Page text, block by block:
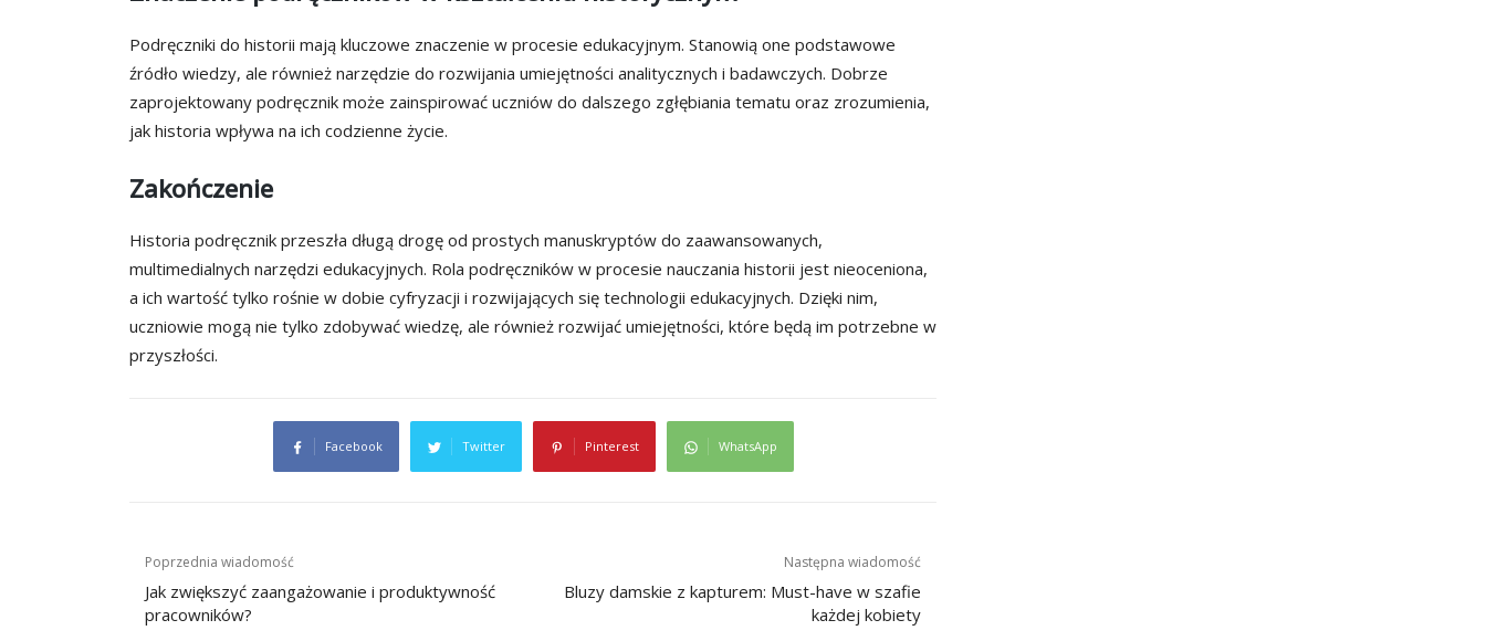
Podręczniki do historii mają kluczowe znaczenie w procesie edukacyjnym. Stanowią one podstawowe
źródło wiedzy, ale również narzędzie do rozwijania umiejętności analitycznych i badawczych. Dobrze
zaprojektowany podręcznik może zainspirować uczniów do dalszego zgłębiania tematu oraz zrozumienia,
jak historia wpływa na ich codzienne życie.
Zakończenie
Historia podręcznik przeszła długą drogę od prostych manuskryptów do zaawansowanych,
multimedialnych narzędzi edukacyjnych. Rola podręczników w procesie nauczania historii jest nieoceniona,
a ich wartość tylko rośnie w dobie cyfryzacji i rozwijających się technologii edukacyjnych. Dzięki nim,
uczniowie mogą nie tylko zdobywać wiedzę, ale również rozwijać umiejętności, które będą im potrzebne w
przyszłości.
Facebook Twitter Pinterest WhatsApp
Nawigacja
wpisu
Poprzednia wiadomość
Jak zwiększyć zaangażowanie i produktywność
pracowników?
Następna wiadomość
Bluzy damskie z kapturem: Must-have w szafie
każdej kobiety